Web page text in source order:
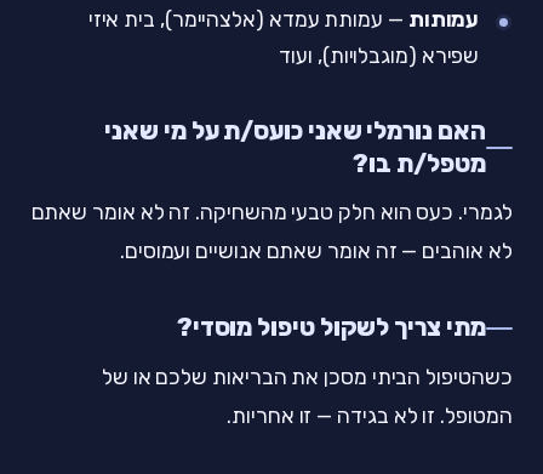
עמותות — עמותת עמדא (אלצהיימר), בית איזי
שפירא (מוגבלויות), ועוד
האם נורמלי שאני כועס/ת על מי שאני
מטפל/ת בו?
לגמרי. כעס הוא חלק טבעי מהשחיקה. זה לא אומר שאתם
לא אוהבים — זה אומר שאתם אנושיים ועמוסים.
מתי צריך לשקול טיפול מוסדי?
כשהטיפול הביתי מסכן את הבריאות שלכם או של
המטופל. זו לא בגידה — זו אחריות.